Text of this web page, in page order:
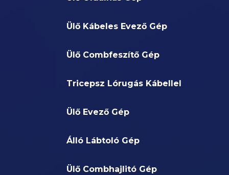
Ülő Kábeles Evező Gép
Ülő Combfeszítő Gép
Tricepsz Lórugás Kábellel
Ülő Evező Gép
Álló Lábtoló Gép
Ülő Combhajlitó Gép